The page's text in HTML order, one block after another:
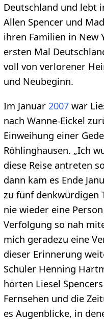
Deutschland und lebt
Allen Spencer und
ihren Familien in New
ersten Mal
voll von verlorener
und Neubeginn.
Im Januar 2007war
nach Wanne-Eickel
Einweihung einer
Röhlinghausen. „Ich
diese Reise antreten
dann kam es Ende
zu fünf denkwürdigen
nie wieder eine
Verfolgung so nah
mich geradezu eine
dieser Erinnerung
Schüler Henning
hörten Liesel
Fernsehen und die
es Augenblicke, in